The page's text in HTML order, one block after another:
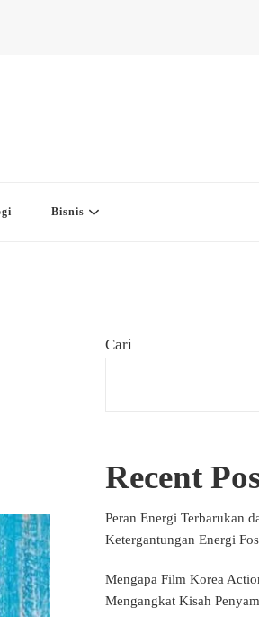
Bisnis
Cari
Recent
Peran Energi Terbarukan
Ketergantungan Energi
Mengapa Film Korea
Mengangkat Kisah